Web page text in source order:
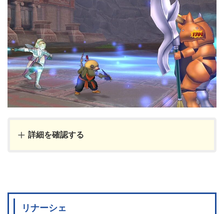
詳細を確認する
リナーシェ